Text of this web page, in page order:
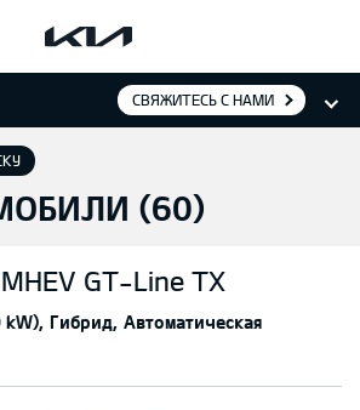
СВЯЖИТЕСЬ С НАМИ
(60)
GT-Line TX
kW) Гибрид Автоматическая